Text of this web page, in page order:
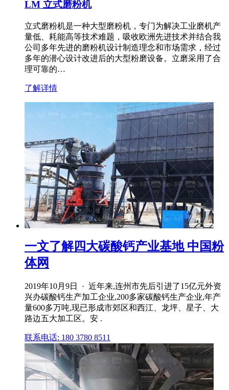
LM 立式磨粉机
立式磨粉机是一种大型磨粉机，专门为解决工业磨机产
量低、耗能高等技术难题，吸收欧洲先进技术并结合我
公司多年先进的磨粉机设计制造理念和市场需求，经过
多年的潜心设计改进后的大型粉磨设备。立磨采用了合
理可靠的…
了解详情
一文了解四大碳酸钙产业基地 中国粉
体网
2019年10月9日 · 近年来,连州市先后引进了15亿元外资
兴办碳酸钙生产加工企业,200多家碳酸钙生产企业,年产
量600多万吨,现已形成市郊区和西江、龙坪、星子、大
路边五大加工区。安 .
联系电话: 180 3780 8511